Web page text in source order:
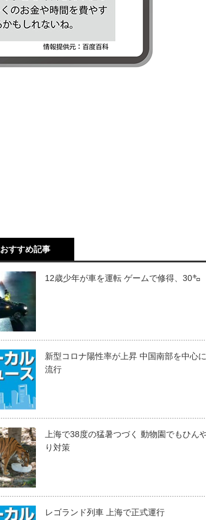
おすすめ記事
12歳少年が車を運転 ゲームで修得、30㌔
新型コロナ陽性率が上昇 中国南部を中心
流行
上海で38度の猛暑つづく 動物園でもひん
り対策
レゴランド列車 上海で正式運行